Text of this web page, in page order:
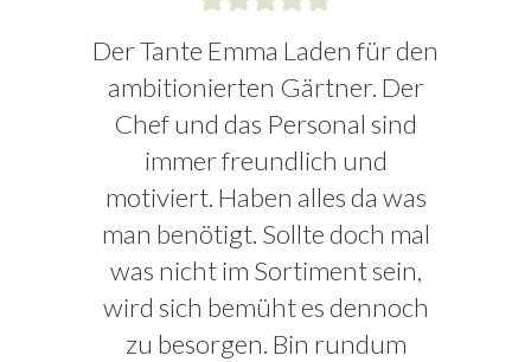
Der Tante Emma Laden für den
ambitionierten Gärtner. Der
Chef und das Personal sind
immer freundlich und
motiviert. Haben alles da was
man benötigt. Sollte doch mal
was nicht im Sortiment sein,
wird sich bemüht es dennoch
zu besorgen. Bin rundum